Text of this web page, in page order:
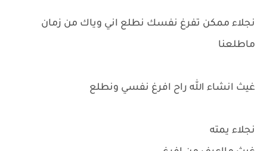
نجلاء ممكن تفرغ نفسك نطلع اني وياك من زمان
ماطلعنا
غيث انشاء الله راح افرغ نفسي ونطلع
نجلاء يمته